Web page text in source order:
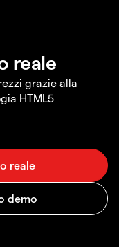
reale
grazie alla
HTML5